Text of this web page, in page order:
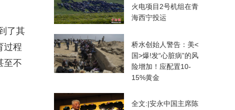
了其
过程
至不
火电项目2号机组在青
海西宁投运
桥水创始人警告：美<
国>爆!发“心脏病”的风
险增加！应配置10-
15%黄金
全文:|安永中国主席陈